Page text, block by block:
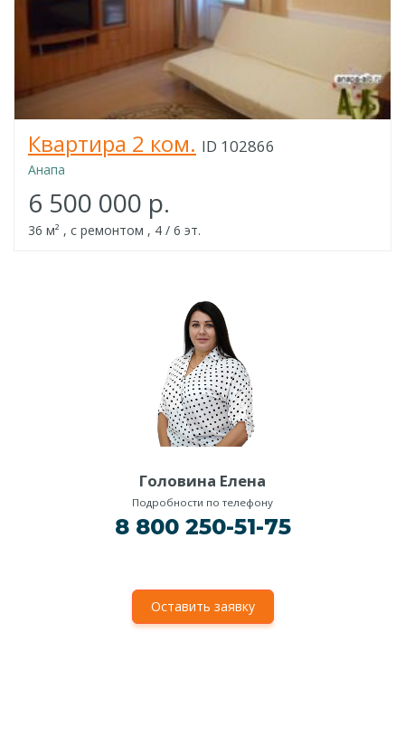
Квартира 2 ком. ID 102866
Анапа
6 500 000 р.
36 м² , с ремонтом , 4 / 6 эт.
Головина Елена
Подробности по телефону
8 800 250-51-75
Оставить заявку